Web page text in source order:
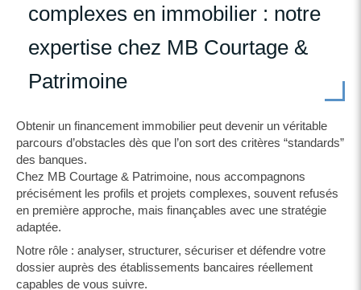
complexes en immobilier : notre
expertise chez MB Courtage &
Patrimoine
Obtenir un financement immobilier peut devenir un véritable
parcours d’obstacles dès que l’on sort des critères “standards”
des banques.
Chez MB Courtage & Patrimoine, nous accompagnons
précisément les profils et projets complexes, souvent refusés
en première approche, mais finançables avec une stratégie
adaptée.
Notre rôle : analyser, structurer, sécuriser et défendre votre
dossier auprès des établissements bancaires réellement
capables de vous suivre.